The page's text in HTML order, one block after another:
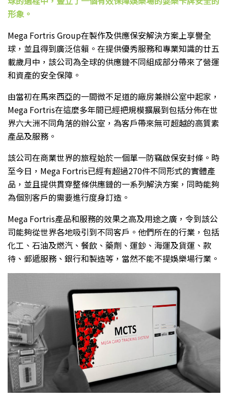
形象。
Mega Fortris Group在製作及供應保安解決方案上享譽全
球，並且得到廣泛信賴。在提供優秀服務和專業知識的廿五
載歲月中，該公司為全球的供應鏈不同組成部分帶來了營運
和資產的安全保障。
由當初在馬來西亞的一間微不足道的廠房兼辦公室中起家，
Mega Fortris在這麼多年間已經把規模擴展到包括分佈在世
界六大洲不同角落的辦公室，為客戶帶來無可超越的高質素
產品及服務。
該公司在商業世界的旅程始於一個單一防竊啟保安封條。時
至今日，Mega Fortris已經有超過270件不同形式的實體產
品，並且提供貫穿整條供應鏈的一系列解決方案，同時能夠
為個別客戶的需要進行度身訂造。
Mega Fortris產品和服務的效果之高及用途之廣，令到該公
司能夠從世界各地吸引到不同客戶。他們所在的行業，包括
化工、石油及燃汽、餐飲、藥劑、運鈔、海運及貨運、款
待、郵遞服務、銀行和製造等，當然不能不提娛樂場行業。